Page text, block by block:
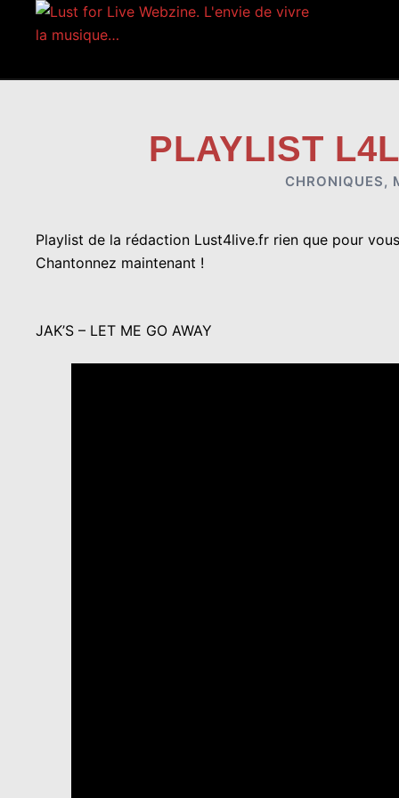
PLAYLIST
CHRONIQUES,
Playlist de la rédaction Lust4live.fr rien que pour
Chantonnez maintenant !
JAK’S – LET ME GO AWAY